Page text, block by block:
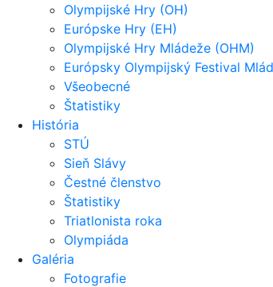
Olympijské Hry (OH)
Európske Hry (EH)
Olympijské Hry Mládeže (OHM)
Európsky Olympijský Festival
Všeobecné
Štatistiky
História
STÚ
Sieň Slávy
Čestné členstvo
Štatistiky
Triatlonista roka
Olympiáda
Galéria
Fotografie